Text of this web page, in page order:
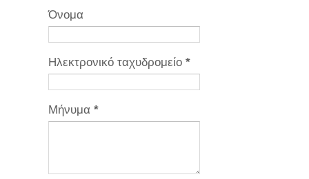
Όνομα
Ηλεκτρονικό ταχυδρομείο *
Μήνυμα *